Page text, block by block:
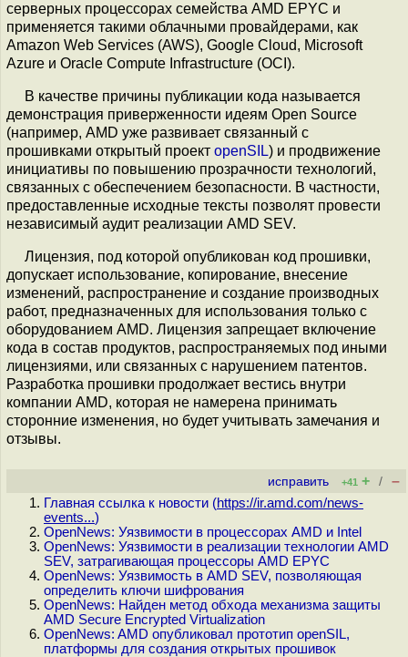
серверных процессорах семейства AMD EPYC и
применяется такими облачными провайдерами, как
Amazon Web Services (AWS), Google Cloud, Microsoft
Azure и Oracle Compute Infrastructure (OCI).
В качестве причины публикации кода называется
демонстрация приверженности идеям Open Source
(например, AMD уже развивает связанный с
прошивками открытый проект openSIL) и продвижение
инициативы по повышению прозрачности технологий,
связанных с обеспечением безопасности. В частности,
предоставленные исходные тексты позволят провести
независимый аудит реализации AMD SEV.
Лицензия, под которой опубликован код прошивки,
допускает использование, копирование, внесение
изменений, распространение и создание производных
работ, предназначенных для использования только с
оборудованием AMD. Лицензия запрещает включение
кода в состав продуктов, распространяемых под иными
лицензиями, или связанных с нарушением патентов.
Разработка прошивки продолжает вестись внутри
компании AMD, которая не намерена принимать
сторонние изменения, но будет учитывать замечания и
отзывы.
исправить +41 + / –
Главная ссылка к новости (https://ir.amd.com/news-
events...)
OpenNews: Уязвимости в процессорах AMD и Intel
OpenNews: Уязвимости в реализации технологии AMD
SEV, затрагивающая процессоры AMD EPYC
OpenNews: Уязвимость в AMD SEV, позволяющая
определить ключи шифрования
OpenNews: Найден метод обхода механизма защиты
AMD Secure Encrypted Virtualization
OpenNews: AMD опубликовал прототип openSIL,
платформы для создания открытых прошивок